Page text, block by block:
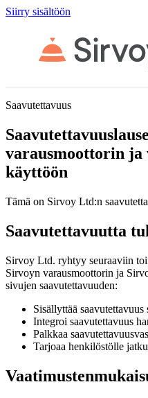
Siirry sisältöön
Saavutettavuus
varausmoottorin
käyttöön
Tämä on Sirvoy Ltd:n
Saavutettavuutta
Sirvoy Ltd. ryhtyy seuraaviin
Sirvoyn varausmoottorin ja
sivujen saavutettavuuden:
Sisällyttää
Integroi saavutettavuus
Palkkaa
Tarjoaa henkilöstölle